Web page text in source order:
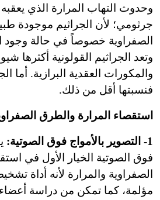
وحدوث التهاب المرارة الذي
جرثومي؛ لأن الجراثيم موجودة
الصفراوية خصوصاً في حالة وجود
وتعد الجراثيم القولونية أكثرها
والمكورات العقدية البرازية. أما
فنسبتها أقل من ذلك.
استقصاء المرارة والطرق
1- التصوير بالأمواج فوق الصوتية:
فوق الصوتية الخيار الأول في
الصفراوية والمرارة لأنه أداة
مؤلمة، كما تمكن من دراسة